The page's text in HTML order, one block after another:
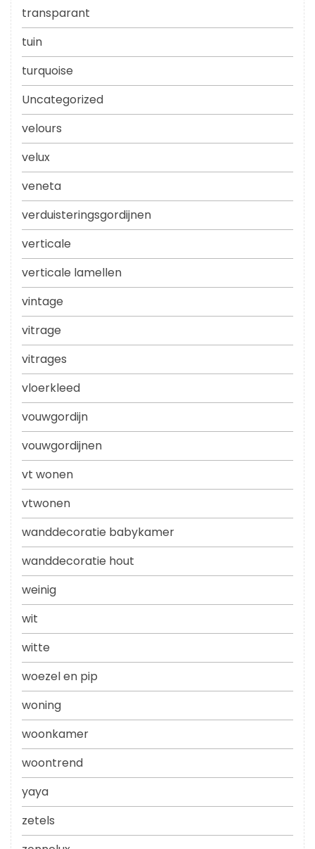
transparant
tuin
turquoise
Uncategorized
velours
velux
veneta
verduisteringsgordijnen
verticale
verticale lamellen
vintage
vitrage
vitrages
vloerkleed
vouwgordijn
vouwgordijnen
vt wonen
vtwonen
wanddecoratie babykamer
wanddecoratie hout
weinig
wit
witte
woezel en pip
woning
woonkamer
woontrend
yaya
zetels